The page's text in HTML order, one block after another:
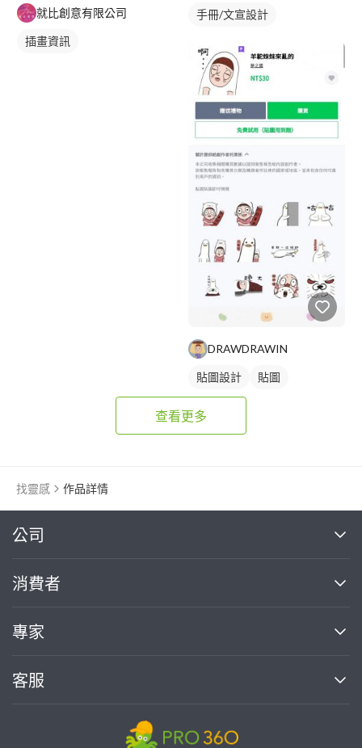
就比創意有限公司
插畫資訊
手冊/文宣設計
DRAWDRAWIN
貼圖設計 貼圖
查看更多
找靈感 作品詳情
公司
關於我們
部落格
加入我們
消費者
買服務
熱門服務
專家
案件中心
客服
繼續完成